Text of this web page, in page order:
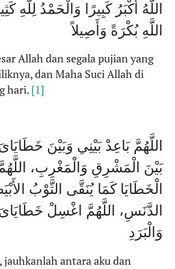
اللَّهُ أَكْبَرُ كَبِيرًا وَالْحَمْدُ لِلَّهِ
اللَّهِ بُكْرَةً وَأَصِيلاً
Allah dan segala pujian yang
dan Maha Suci Allah di
hari. [1]
اللَّهُمَّ بَاعِدْ بَيْنِي وَبَيْنَ
بَيْنَ الْمَشْرِقِ وَالْمَغْرِبِ،
الْخَطَايَا كَمَا يُنَقَّى الثَّوْبُ
الدَّنَسِ، اللَّهُمَّ اغْسِلْ خَطَايَاىَ
وَالْبَرَدِ
antara aku dan